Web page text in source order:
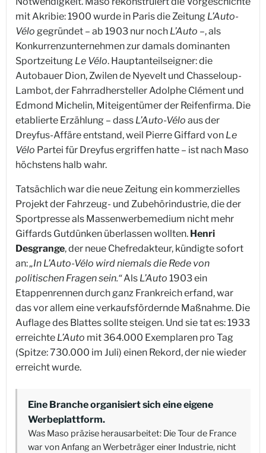
mit Akribie: 1900 wurde in Paris die Zeitung L’Auto-
Vélo gegründet – ab 1903 nur noch L’Auto –, als
Konkurrenzunternehmen zur damals dominanten
Sportzeitung Le Vélo. Hauptanteilseigner: die
Autobauer Dion, Zwilen de Nyevelt und Chasseloup-
Lambot, der Fahrradhersteller Adolphe Clément und
Edmond Michelin, Miteigentümer der Reifenfirma. Die
etablierte Erzählung – dass L’Auto-Vélo aus der
Dreyfus-Affäre entstand, weil Pierre Giffard von Le
Vélo Partei für Dreyfus ergriffen hatte – ist nach Maso
höchstens halb wahr.
Tatsächlich war die neue Zeitung ein kommerzielles
Projekt der Fahrzeug- und Zubehörindustrie, die der
Sportpresse als Massenwerbemedium nicht mehr
Giffards Gutdünken überlassen wollten. Henri
Desgrange, der neue Chefredakteur, kündigte sofort
an:„In L’Auto-Vélo wird niemals die Rede von
politischen Fragen sein.“Als L’Auto 1903 ein
Etappenrennen durch ganz Frankreich erfand, war
das vor allem eine verkaufsfördernde Maßnahme. Die
Auflage des Blattes sollte steigen. Und sie tat es: 1933
erreichte L’Auto mit 364.000 Exemplaren pro Tag
(Spitze: 730.000 im Juli) einen Rekord, der nie wieder
erreicht wurde.
Eine Branche organisiert sich eine eigene
Werbeplattform.
Was Maso präzise herausarbeitet: Die Tour de France
war von Anfang an Werbeträger einer Industrie, nicht